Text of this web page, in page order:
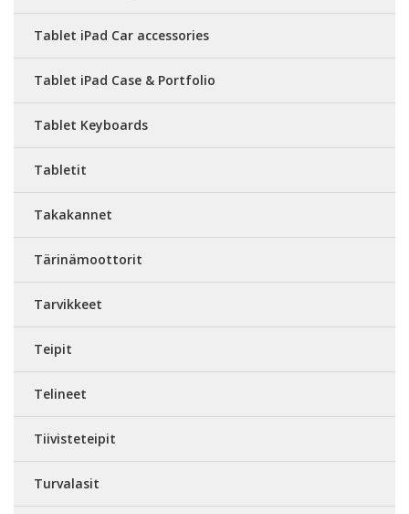
Tablet iPad Car accessories
Tablet iPad Case & Portfolio
Tablet Keyboards
Tabletit
Takakannet
Tärinämoottorit
Tarvikkeet
Teipit
Telineet
Tiivisteteipit
Turvalasit